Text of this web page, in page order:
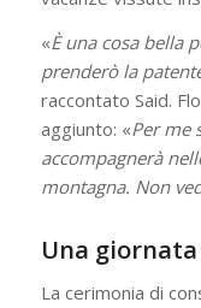
«È una cosa bella
prenderò la
raccontato Said.
aggiunto: «Per me
accompagnerà
montagna. Non
Una
La cerimonia di